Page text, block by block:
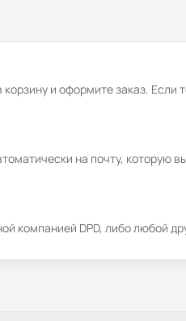
и оформите заказ. Если
на почту, которую
компанией DPD, либо любой